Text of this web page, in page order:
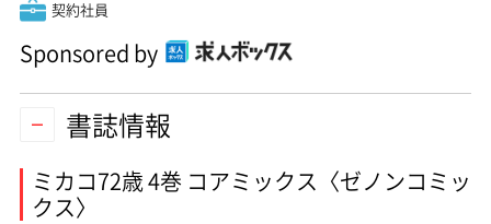
契約社員
Sponsored by
書誌情報
ミカコ72歳 4巻 コアミックス〈ゼノンコミッ
クス〉